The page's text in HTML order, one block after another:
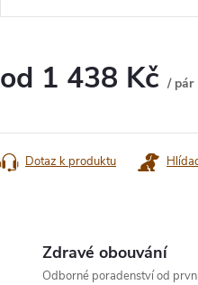
od 1 438 Kč / pár
Dotaz k produktu
Zdravé obouvání
Odborné poradenství od